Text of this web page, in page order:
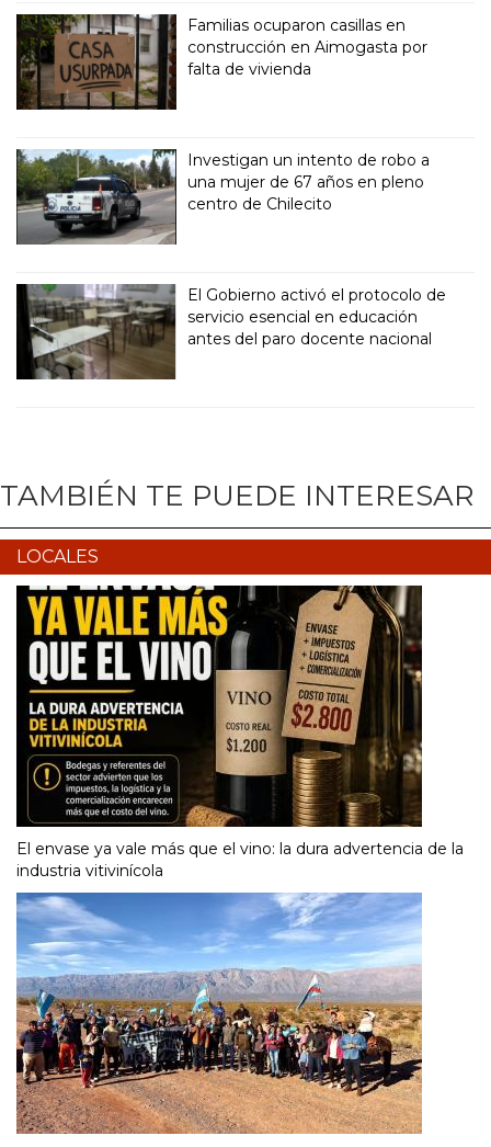
Familias ocuparon casillas en
construcción en Aimogasta por
falta de vivienda
Investigan un intento de robo a
una mujer de 67 años en pleno
centro de Chilecito
El Gobierno activó el protocolo de
servicio esencial en educación
antes del paro docente nacional
TAMBIÉN TE PUEDE INTERESAR
LOCALES
El envase ya vale más que el vino: la dura advertencia de la
industria vitivinícola